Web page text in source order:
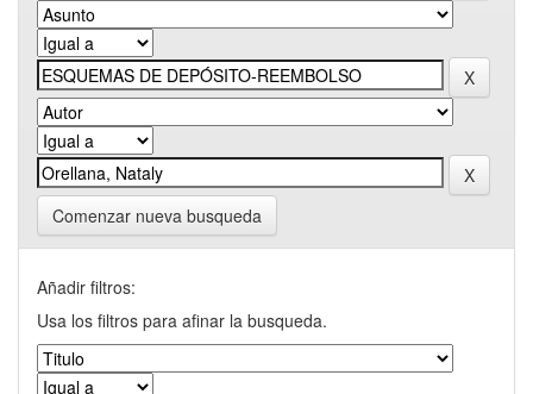
Comenzar nueva busqueda
Añadir filtros:
Usa los filtros para afinar la busqueda.